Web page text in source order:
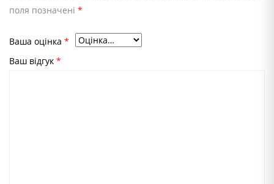
поля позначені *
Ваша оцінка *
Ваш відгук *